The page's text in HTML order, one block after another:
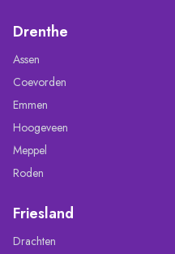
Drenthe
Assen
Coevorden
Emmen
Hoogeveen
Meppel
Roden
Friesland
Drachten